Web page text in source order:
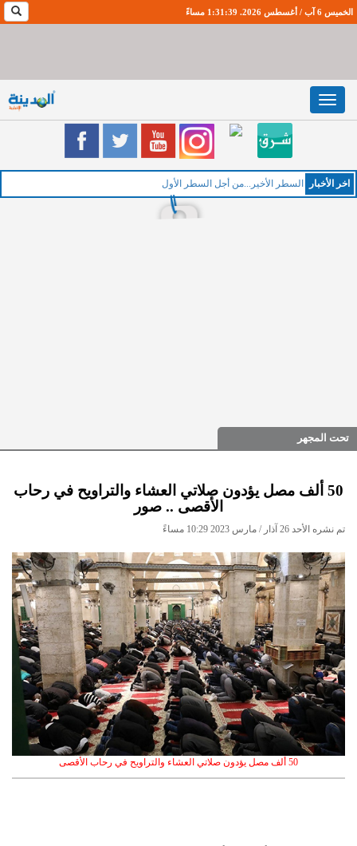
الخميس 6 آب / أغسطس 2026. 1:31:40 مساءً
Toggle
navigation
اخر اﻷخبار الخمي
تحت المجهر
50 ألف مصل يؤدون صلاتي العشاء والتراويح في رحاب
الأقصى .. صور
تم نشره الأحد 26 آذار / مارس 2023 10:29 مساءً
50 ألف مصل يؤدون صلاتي العشاء والتراويح في رحاب الأقصى